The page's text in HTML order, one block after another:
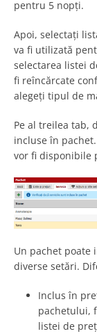
pentru 5 nopți.
Apoi, selectați
va fi utilizată
selectarea listei
fi reîncărcate
alegeți tipul de
Pe al treilea tab,
incluse în
vor fi disponibile
Un pachet poate
diverse setări.
Inclus în
pachetului,
listei de